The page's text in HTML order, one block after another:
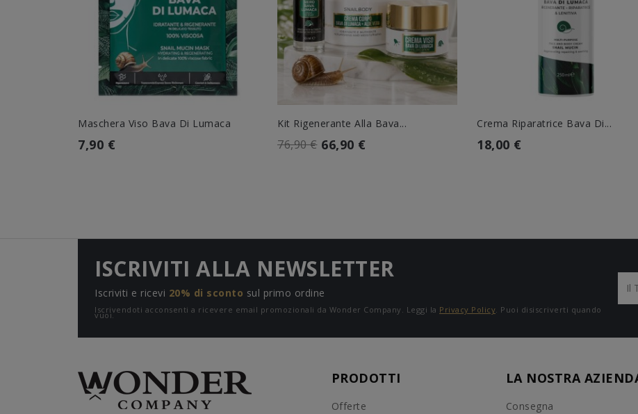
Maschera Viso Bava Di Lumaca
7,90 €
Kit Rigenerante Alla Bava...
76,90 € 66,90 €
Crema Riparatrice Bava Di...
18,00 €
ISCRIVITI ALLA NEWSLETTER
Iscriviti e ricevi 20% di sconto sul primo ordine
Iscrivendoti acconsenti a ricevere email promozionali da Wonder Company. Leggi la Privacy Policy. Puoi disiscriverti quando
vuoi.
PRODOTTI
Offerte
LA NOSTRA
Consegna